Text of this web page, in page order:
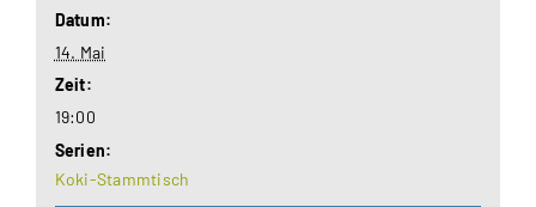
Datum:
14. Mai
Zeit:
19:00
Serien:
Koki-Stammtisch